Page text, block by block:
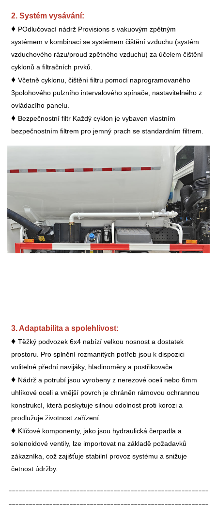
2. Systém vysávání:
♦ POdlučovací nádrž Provisions s vakuovým zpětným
systémem v kombinaci se systémem čištění vzduchu (systém
vzduchového rázu/proud zpětného vzduchu) za účelem čištění
cyklonů a filtračních prvků.
♦ Včetně cyklonu, čištění filtru pomocí naprogramovaného
3polohového pulzního intervalového spínače, nastavitelného z
ovládacího panelu.
♦ Bezpečnostní filtr Každý cyklon je vybaven vlastním
bezpečnostním filtrem pro jemný prach se standardním filtrem.
3. Adaptabilita a spolehlivost:
♦ Těžký podvozek 6x4 nabízí velkou nosnost a dostatek
prostoru. Pro splnění rozmanitých potřeb jsou k dispozici
volitelné přední navijáky, hladinoměry a postřikovače.
♦ Nádrž a potrubí jsou vyrobeny z nerezové oceli nebo 6mm
uhlíkové oceli a vnější povrch je chráněn rámovou ochrannou
konstrukcí, která poskytuje silnou odolnost proti korozi a
prodlužuje životnost zařízení.
♦ Klíčové komponenty, jako jsou hydraulická čerpadla a
solenoidové ventily, lze importovat na základě požadavků
zákazníka, což zajišťuje stabilní provoz systému a snižuje
četnost údržby.
-----------------------------------------------------------
-----------------------------------------------------------